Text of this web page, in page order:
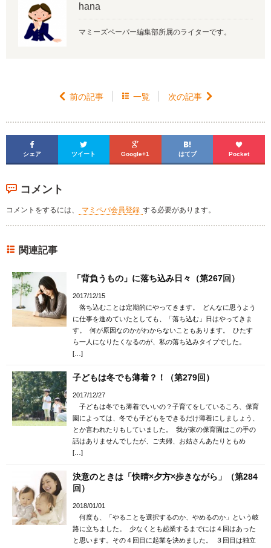
hana
マミーズペーパー編集部所属のライターです。
 前の記事  一覧 次の記事 

シェア

ツイート

Google+1

はてブ

Pocket
コメント
コメントをするには、 マミペパ会員登録 する必要があります。
関連記事
「背負うもの」に落ち込み日々（第267回）
2017/12/15
落ち込むことは定期的にやってきます。 どんなに思うよう
に仕事を進めていたとしても、「落ち込む」日はやってきま
す。 何が原因なのかがわからないこともあります。 ひたす
ら一人になりたくなるのが、私の落ち込みタイプでした。
[…]
子どもは冬でも薄着？！（第279回）
2017/12/27
子どもは冬でも薄着でいいの？子育てをしているころ、保育
園によっては、冬でも子どもをできるだけ薄着にしましょう、
とか言われたりもしていました。 我が家の保育園はこの手の
話はありませんでしたが、ご夫婦、お姑さんあたりともめ
[…]
決意のときは「快晴×夕方×歩きながら」（第284
回）
2018/01/01
何度も、「やることを選択するのか、やめるのか」という岐
路に立ちました。 少なくとも起業するまでには４回はあった
と思います。その４回目に起業を決めました。 ３回目は独立